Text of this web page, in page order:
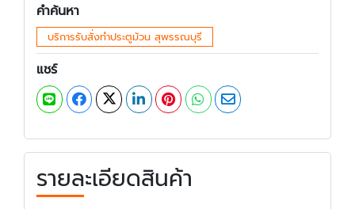
คำค้นหา
บริการรับสั่งทำประตูม้วน สุพรรณบุรี
แชร์
รายละเอียดสินค้า